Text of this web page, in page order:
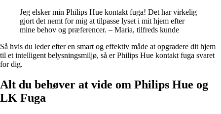
Jeg elsker min Philips Hue kontakt fuga! Det har virkelig
gjort det nemt for mig at tilpasse lyset i mit hjem efter
mine behov og præferencer. – Maria, tilfreds kunde
Så hvis du leder efter en smart og effektiv måde at opgradere dit hjem
til et intelligent belysningsmiljø, så er Philips Hue kontakt fuga svaret
for dig.
Alt du behøver at vide om Philips Hue og
LK Fuga